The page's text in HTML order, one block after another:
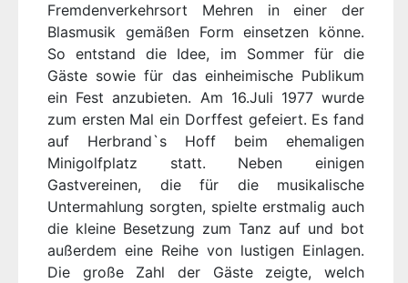
Fremdenverkehrsort Mehren in einer der
Blasmusik gemäßen Form einsetzen könne.
So entstand die Idee, im Sommer für die
Gäste sowie für das einheimische Publikum
ein Fest anzubieten. Am 16.Juli 1977 wurde
zum ersten Mal ein Dorffest gefeiert. Es fand
auf Herbrand`s Hoff beim ehemaligen
Minigolfplatz statt. Neben einigen
Gastvereinen, die für die musikalische
Untermahlung sorgten, spielte erstmalig auch
die kleine Besetzung zum Tanz auf und bot
außerdem eine Reihe von lustigen Einlagen.
Die große Zahl der Gäste zeigte, welch